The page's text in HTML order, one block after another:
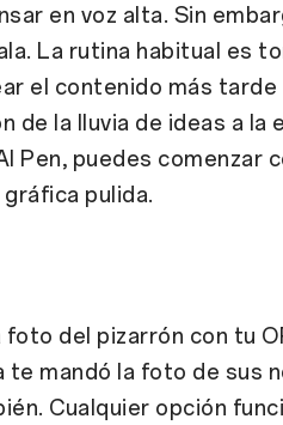
en voz alta. Sin
La rutina habitual es
el contenido más tarde
de la lluvia de ideas a la
Pen, puedes comenzar
pulida.
foto del pizarrón con tu
te mandó la foto de sus
Cualquier opción